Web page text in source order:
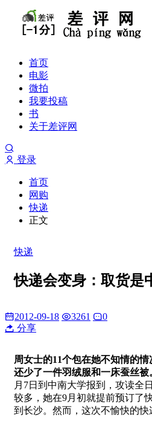
首页
电影
微拍
我要投稿
书
关于差评网
登录
首页
网购
快递
正文
快递
快递会变身：取货是
2012-09-18 3261
0
分享
周女士的11个包在她不知情的情
还少了一件羽绒服和一床蚕丝被
月7日到中南大学报到，攻读全
较多，她在9月初就提前预订了
到长沙。然而，这次不愉快的